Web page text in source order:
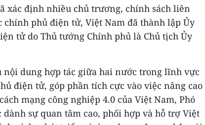
xác định nhiều chủ trương, chính sách liên
phủ điện tử, Việt Nam đã thành lập Ủy
tử do Thủ tướng Chính phủ là Chủ tịch Ủy
dung hợp tác giữa hai nước trong lĩnh vực
điện tử, góp phần tích cực vào việc nâng cao
mạng công nghiệp 4.0 của Việt Nam, Phó
sự quan tâm cao, phối hợp và hỗ trợ Việt